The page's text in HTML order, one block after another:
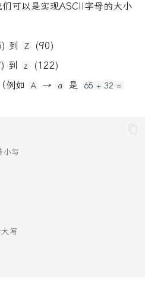
可以是实现ASCII字母的大小
到 Z
(90)
到 z
(122)
（例如 A → a 是
65 + 32 =
写
写